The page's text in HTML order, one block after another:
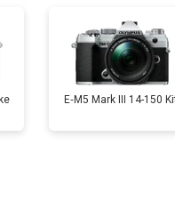
платы
E‑M5 Mark III 14-150